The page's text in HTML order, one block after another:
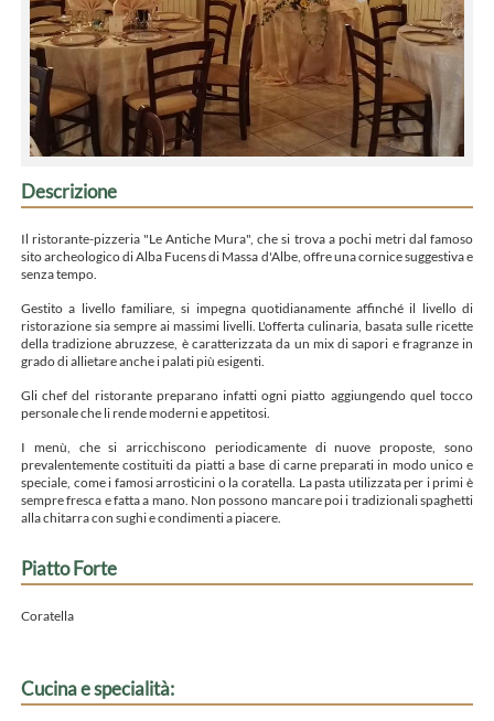
Descrizione
Il ristorante-pizzeria "Le Antiche Mura", che si trova a pochi metri dal famoso
sito archeologico di Alba Fucens di Massa d'Albe, offre una cornice suggestiva e
senza tempo.
Gestito a livello familiare, si impegna quotidianamente affinché il livello di
ristorazione sia sempre ai massimi livelli. L'offerta culinaria, basata sulle ricette
della tradizione abruzzese, è caratterizzata da un mix di sapori e fragranze in
grado di allietare anche i palati più esigenti.
Gli chef del ristorante preparano infatti ogni piatto aggiungendo quel tocco
personale che li rende moderni e appetitosi.
I menù, che si arricchiscono periodicamente di nuove proposte, sono
prevalentemente costituiti da piatti a base di carne preparati in modo unico e
speciale, come i famosi arrosticini o la coratella. La pasta utilizzata per i primi è
sempre fresca e fatta a mano. Non possono mancare poi i tradizionali spaghetti
alla chitarra con sughi e condimenti a piacere.
Piatto Forte
Coratella
Cucina e specialità: